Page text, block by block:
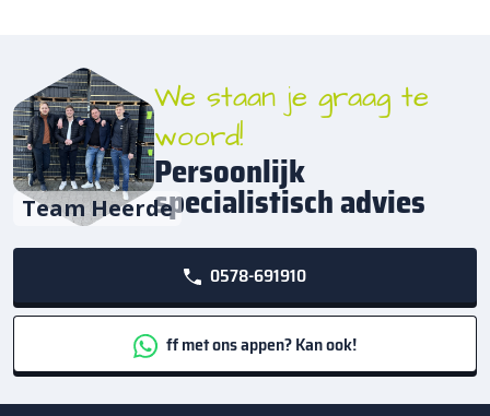
Team Heerde
We staan je graag te
woord!
Persoonlijk
specialistisch advies
0578-691910
ff met ons appen? Kan ook!